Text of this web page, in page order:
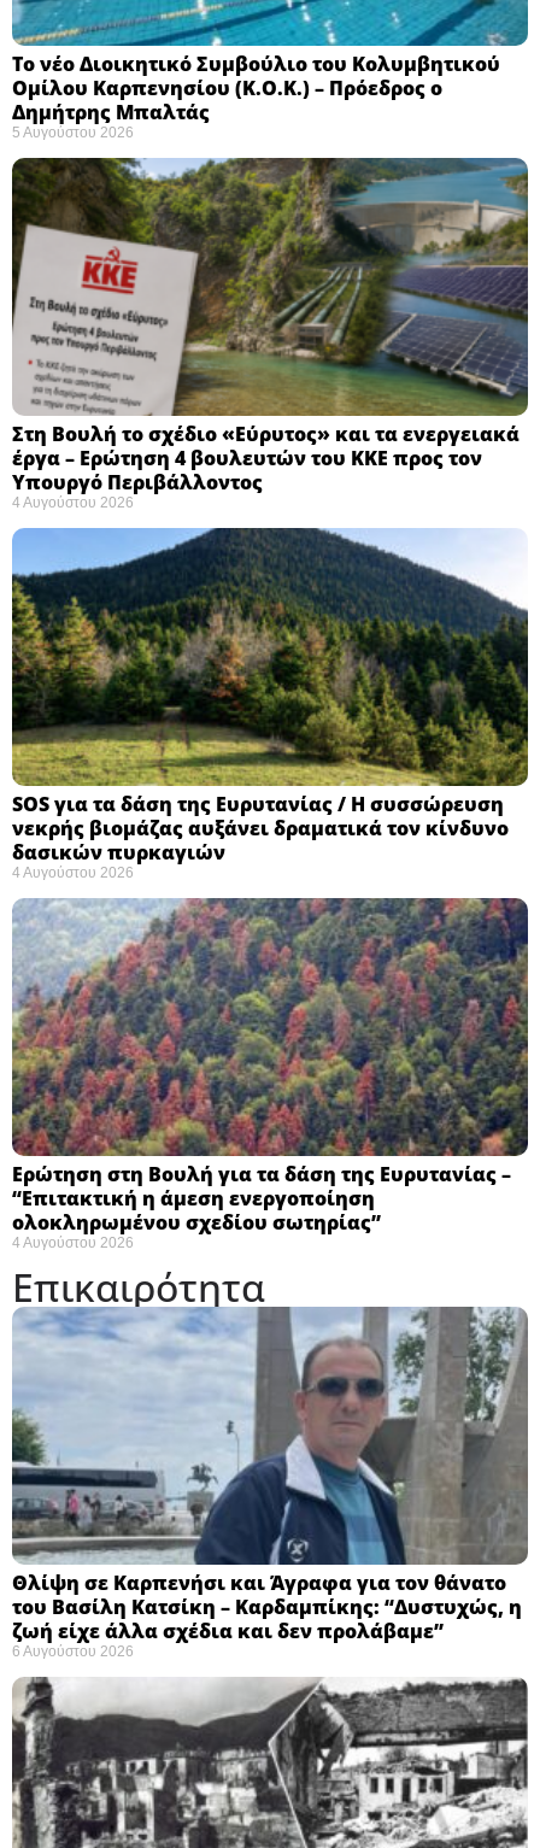
Το νέο Διοικητικό Συμβούλιο του Κολυμβητικού
Ομίλου Καρπενησίου (Κ.Ο.Κ.) – Πρόεδρος ο
Δημήτρης Μπαλτάς
5 Αυγούστου 2026
Στη Βουλή το σχέδιο «Εύρυτος» και τα ενεργειακά
έργα – Ερώτηση 4 βουλευτών του ΚΚΕ προς τον
Υπουργό Περιβάλλοντος
4 Αυγούστου 2026
SOS για τα δάση της Ευρυτανίας / Η συσσώρευση
νεκρής βιομάζας αυξάνει δραματικά τον κίνδυνο
δασικών πυρκαγιών
4 Αυγούστου 2026
Ερώτηση στη Βουλή για τα δάση της Ευρυτανίας –
“Eπιτακτική η άμεση ενεργοποίηση
ολοκληρωμένου σχεδίου σωτηρίας”
4 Αυγούστου 2026
Επικαιρότητα
Θλίψη σε Καρπενήσι και Άγραφα για τον θάνατο
του Βασίλη Κατσίκη – Καρδαμπίκης: “Δυστυχώς, η
ζωή είχε άλλα σχέδια και δεν προλάβαμε”
6 Αυγούστου 2026